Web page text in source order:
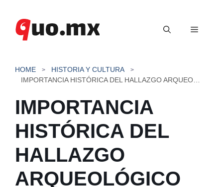
contenido
Menú
HOME
HISTORIA Y CULTURA
IMPORTANCIA
HISTÓRICA DEL
HALLAZGO
ARQUEOLÓGICO